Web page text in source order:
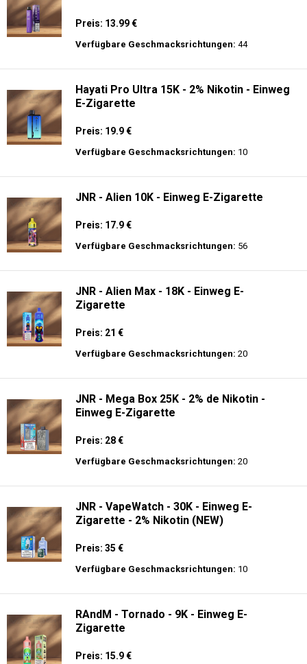
Preis: 13.99 €
Verfügbare Geschmacksrichtungen: 44
Hayati Pro Ultra 15K - 2% Nikotin - Einweg
E-Zigarette
Preis: 19.9 €
Verfügbare Geschmacksrichtungen: 10
JNR - Alien 10K - Einweg E-Zigarette
Preis: 17.9 €
Verfügbare Geschmacksrichtungen: 56
JNR - Alien Max - 18K - Einweg E-
Zigarette
Preis: 21 €
Verfügbare Geschmacksrichtungen: 20
JNR - Mega Box 25K - 2% de Nikotin -
Einweg E-Zigarette
Preis: 28 €
Verfügbare Geschmacksrichtungen: 20
JNR - VapeWatch - 30K - Einweg E-
Zigarette - 2% Nikotin (NEW)
Preis: 35 €
Verfügbare Geschmacksrichtungen: 10
RAndM - Tornado - 9K - Einweg E-
Zigarette
Preis: 15.9 €